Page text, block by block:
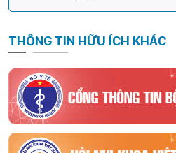
THÔNG TIN HỮU ÍCH KHÁC